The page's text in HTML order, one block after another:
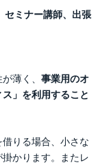
セミナー講師、出張
薄く、 事業用のオ
」を利用すること
りる場合、小さな
かります。またレ